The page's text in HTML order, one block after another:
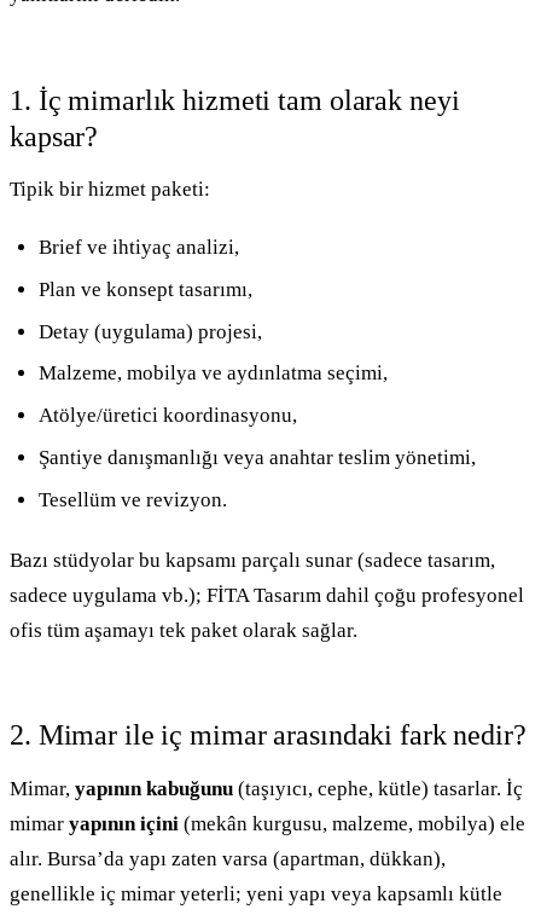
1. İç mimarlık hizmeti tam olarak neyi
kapsar?
Tipik bir hizmet paketi:
Brief ve ihtiyaç analizi,
Plan ve konsept tasarımı,
Detay (uygulama) projesi,
Malzeme, mobilya ve aydınlatma seçimi,
Atölye/üretici koordinasyonu,
Şantiye danışmanlığı veya anahtar teslim yönetimi,
Tesellüm ve revizyon.
Bazı stüdyolar bu kapsamı parçalı sunar (sadece tasarım,
sadece uygulama vb.); FİTA Tasarım dahil çoğu profesyonel
ofis tüm aşamayı tek paket olarak sağlar.
2. Mimar ile iç mimar arasındaki fark nedir?
Mimar, yapının kabuğunu (taşıyıcı, cephe, kütle) tasarlar. İç
mimar yapının içini (mekân kurgusu, malzeme, mobilya) ele
alır. Bursa’da yapı zaten varsa (apartman, dükkan),
genellikle iç mimar yeterli; yeni yapı veya kapsamlı kütle